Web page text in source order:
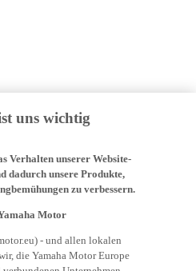
uns wichtig
dadurch unsere Produkte,
zu verbessern.
die Yamaha Motor Europe
verbundenen Unternehmen,